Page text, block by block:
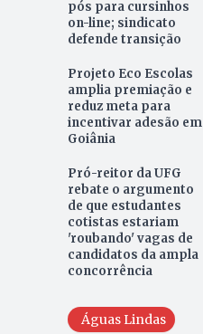
pós para cursinhos
on-line; sindicato
defende transição
Projeto Eco Escolas
amplia premiação e
reduz meta para
incentivar adesão em
Goiânia
Pró-reitor da UFG
rebate o argumento
de que estudantes
cotistas estariam
'roubando' vagas de
candidatos da ampla
concorrência
Águas Lindas